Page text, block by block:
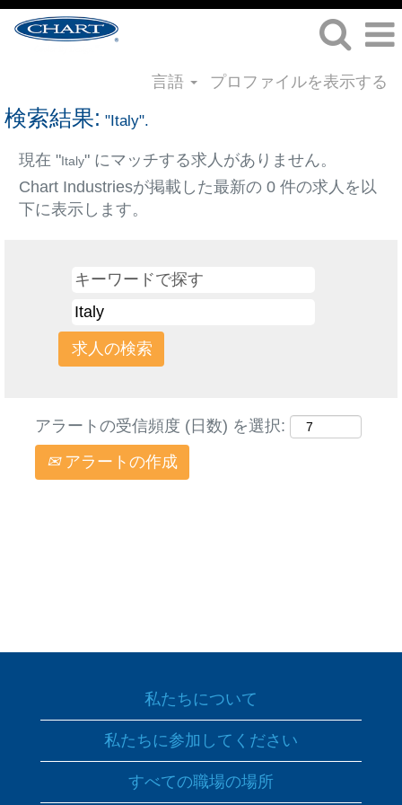
言語 プロファイルを表示する
検索結果: "Italy".
現在 "Italy" にマッチする求人がありません。
Chart Industriesが掲載した最新の 0 件の求人を以
下に表示します。
アラートの受信頻度 (日数) を選択:
アラートの作成
私たちについて
私たちに参加してください
すべての職場の場所